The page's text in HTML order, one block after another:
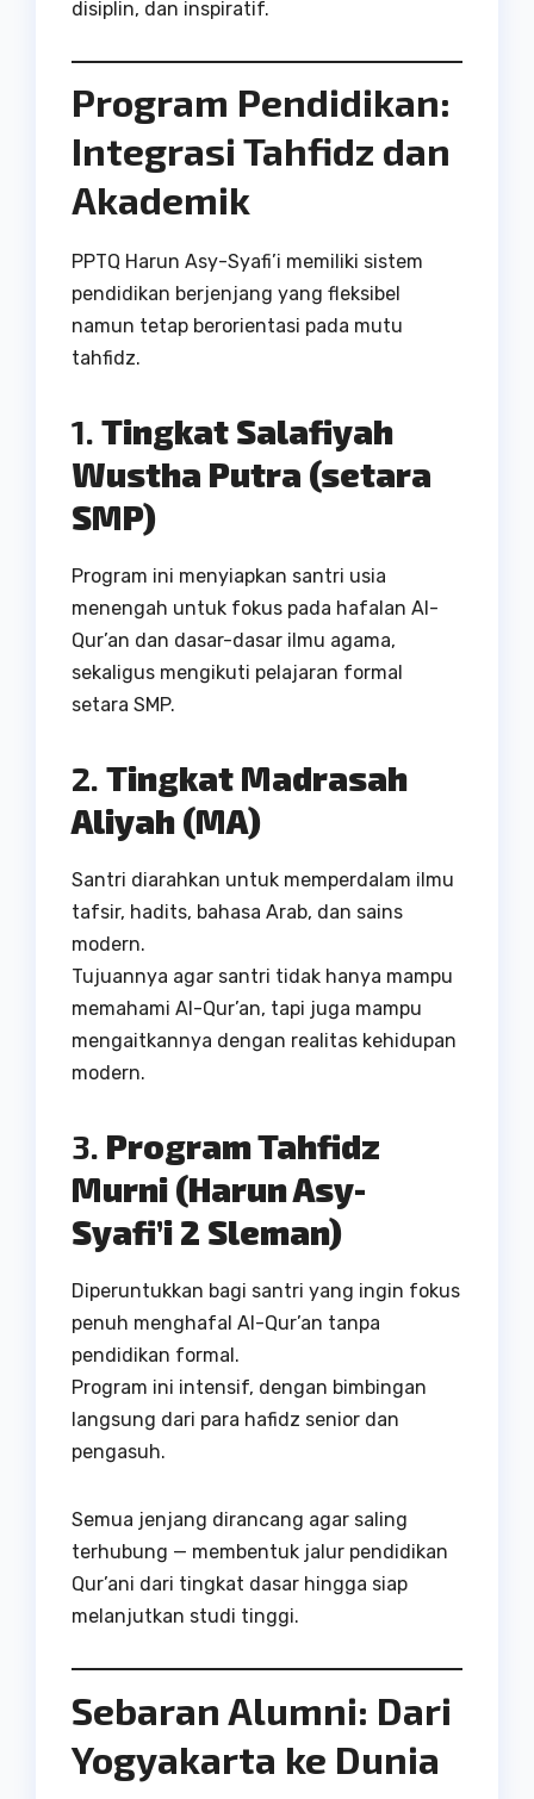
disiplin, dan inspiratif.
Program Pendidikan:
Integrasi Tahfidz dan
Akademik
PPTQ Harun Asy-Syafi’i memiliki sistem
pendidikan berjenjang yang fleksibel
namun tetap berorientasi pada mutu
tahfidz.
1. Tingkat Salafiyah
Wustha Putra (setara
SMP)
Program ini menyiapkan santri usia
menengah untuk fokus pada hafalan Al-
Qur’an dan dasar-dasar ilmu agama,
sekaligus mengikuti pelajaran formal
setara SMP.
2. Tingkat Madrasah
Aliyah (MA)
Santri diarahkan untuk memperdalam ilmu
tafsir, hadits, bahasa Arab, dan sains
modern.
Tujuannya agar santri tidak hanya mampu
memahami Al-Qur’an, tapi juga mampu
mengaitkannya dengan realitas kehidupan
modern.
3. Program Tahfidz
Murni (Harun Asy-
Syafi’i 2 Sleman)
Diperuntukkan bagi santri yang ingin fokus
penuh menghafal Al-Qur’an tanpa
pendidikan formal.
Program ini intensif, dengan bimbingan
langsung dari para hafidz senior dan
pengasuh.
Semua jenjang dirancang agar saling
terhubung — membentuk jalur pendidikan
Qur’ani dari tingkat dasar hingga siap
melanjutkan studi tinggi.
Sebaran Alumni: Dari
Yogyakarta ke Dunia